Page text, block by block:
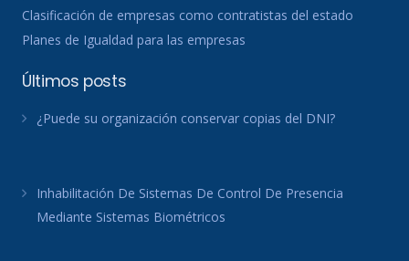
Clasificación de empresas como contratistas del estado
Planes de Igualdad para las empresas
Últimos posts
¿Puede su organización conservar copias del DNI?
Inhabilitación De Sistemas De Control De Presencia
Mediante Sistemas Biométricos